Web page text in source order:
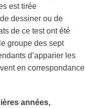
est tirée
dessiner ou de
de ce test ont été
groupe des sept
d’apparier les
en correspondance
années,